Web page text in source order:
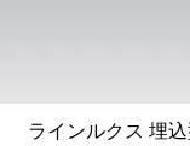
ラインルクス 埋